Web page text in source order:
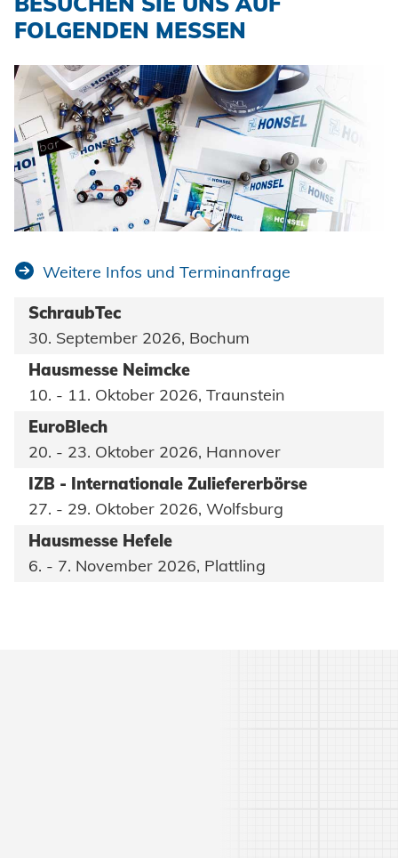
FOLGENDEN MESSEN
Weitere Infos und Terminanfrage
SchraubTec
30. September 2026, Bochum
Hausmesse Neimcke
10. - 11. Oktober 2026, Traunstein
EuroBlech
20. - 23. Oktober 2026, Hannover
IZB - Internationale Zuliefererbörse
27. - 29. Oktober 2026, Wolfsburg
Hausmesse Hefele
6. - 7. November 2026, Plattling